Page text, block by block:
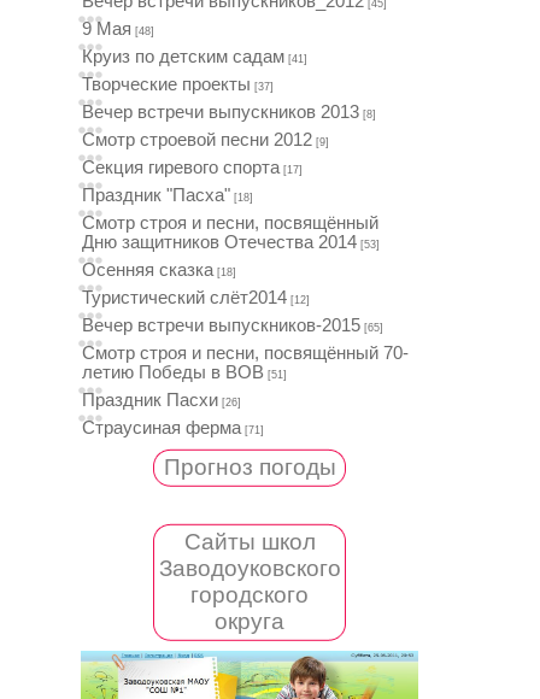
[45]
9 Мая [48]
Круиз по детским садам [41]
Творческие проекты [37]
Вечер встречи выпускников 2013 [8]
Смотр строевой песни 2012 [9]
Секция гиревого спорта [17]
Праздник "Пасха" [18]
Смотр строя и песни, посвящённый
Дню защитников Отечества 2014 [53]
Осенняя сказка [18]
Туристический слёт2014 [12]
Вечер встречи выпускников-2015 [65]
Смотр строя и песни, посвящённый 70-
летию Победы в ВОВ [51]
Праздник Пасхи [26]
Страусиная ферма [71]
Прогноз погоды
Сайты школ
Заводоуковского
городского
округа